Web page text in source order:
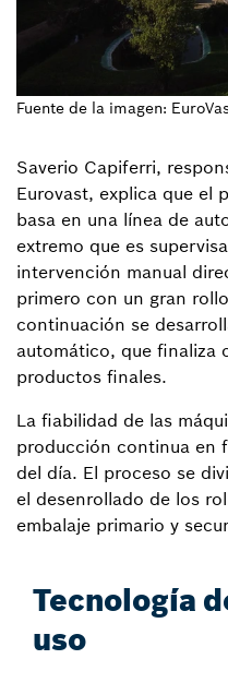
Fuente de la imagen:
Saverio Capiferri,
Eurovast, explica que el
basa en una línea de
extremo que es
intervención manual
primero con un gran
continuación se
automático, que finaliza
productos finales.
La fiabilidad de las
producción continua en
del día. El proceso se
el desenrollado de los
embalaje primario y
Tecnología
uso